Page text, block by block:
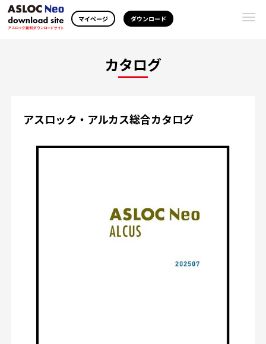
マイページ ダウンロード
カタログ
アスロック・アルカス総合カタログ